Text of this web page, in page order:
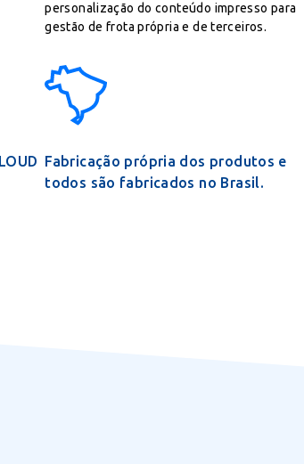
personalização do conteúdo impresso para
gestão de frota própria e de terceiros.
Fabricação própria dos produtos e
todos são fabricados no Brasil.